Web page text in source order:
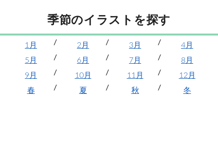
季節のイラストを探す
1月 2月 3月
4月
5月
6月 7月
8月
9月
10月 11月
12月
春
夏 秋 冬